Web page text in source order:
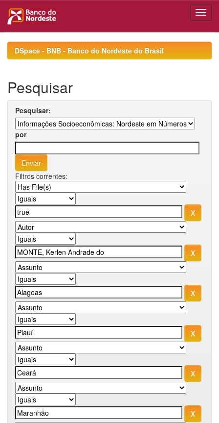
navigationDSpace - BNB - Banco do Nordeste do Brasil
Pesquisar
Pesquisar:
por
Filtros correntes: